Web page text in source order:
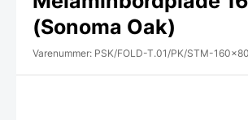
(Sonoma Oak)
Varenummer: PSK/FOLD-T.01/PK/STM-160x80